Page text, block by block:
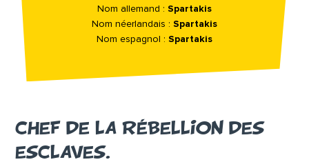
Nom allemand : Spartakis
Nom néerlandais : Spartakis
Nom espagnol : Spartakis
CHEF DE LA RÉBELLION DES
ESCLAVES.